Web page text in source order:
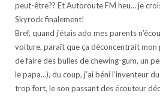
peut-être?? Et Autoroute FM heu… je
Skyrock finalement!
Bref, quand j’étais ado mes parents
voiture, paraît que ça déconcentrait mon
de faire des bulles de chewing-gum, un
le papa…), du coup, j’ai béni l’inventeur
trop fort, le son passant des écouteur